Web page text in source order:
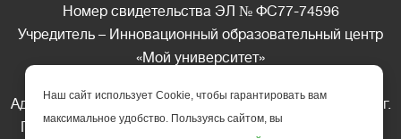
Номер свидетельства ЭЛ № ФС77-74596
Учредитель – Инновационный образовательный центр
«Мой университет»
Адрес редакции: 185035 Россия, Республика Карелия, г.
Петрозаводск, ул. Фридриха Энгельса д.10, офис 211
Наш сайт использует Cookie, чтобы гарантировать вам
максимальное удобство. Пользуясь сайтом, вы